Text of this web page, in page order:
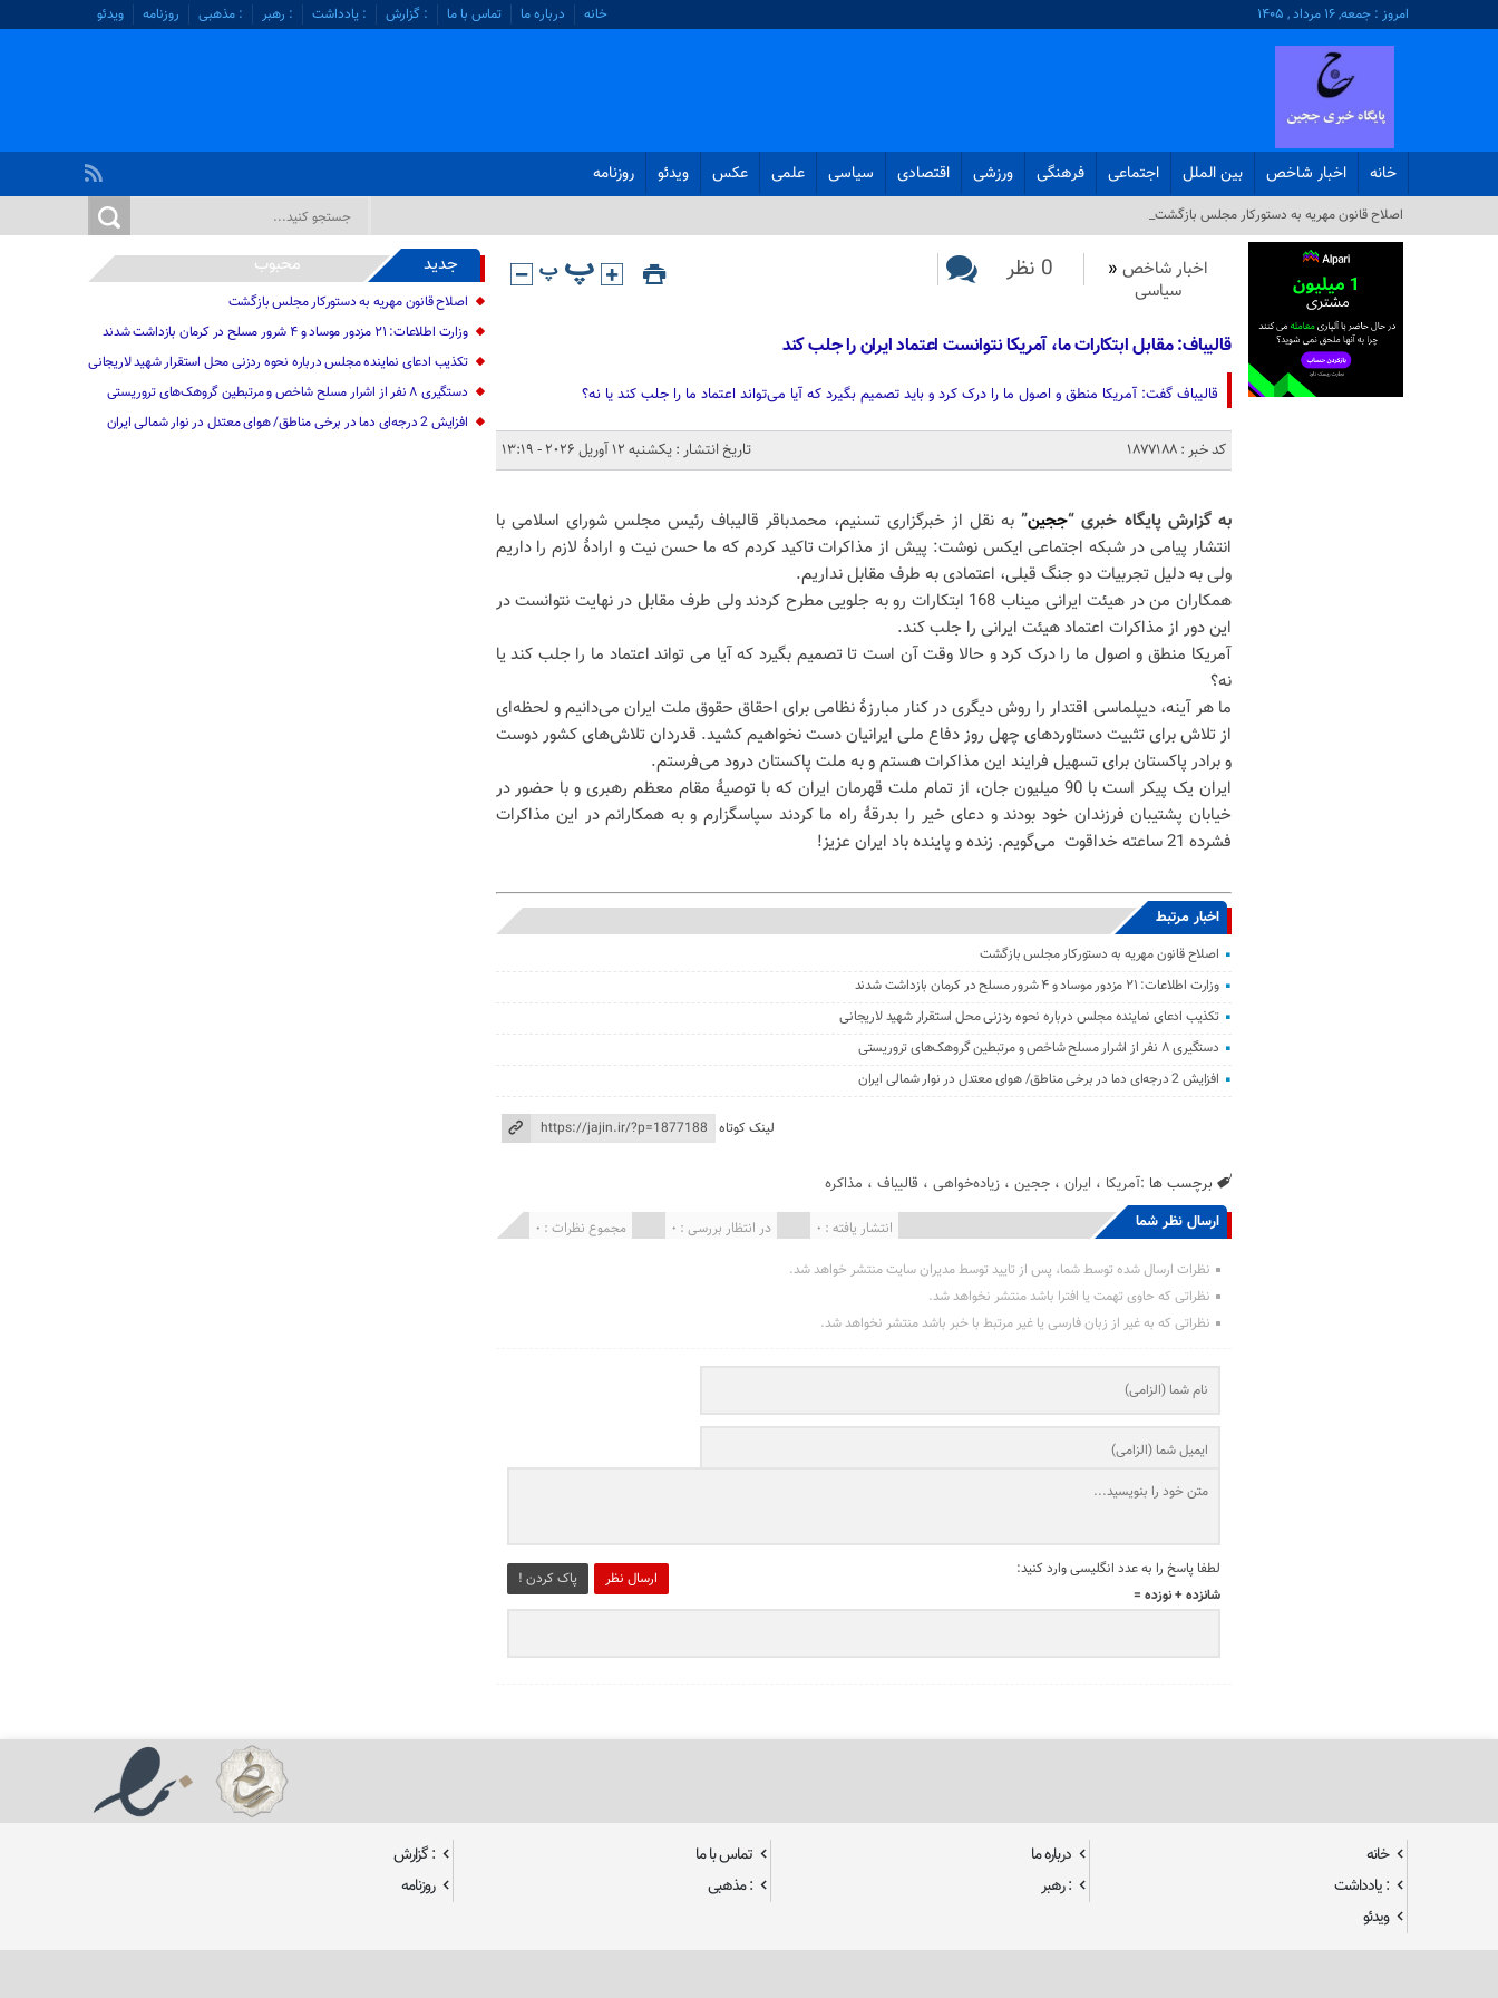
امروز : جمعه, ۱۶ مرداد , ۱۴۰۵ خانه درباره ما تماس با ما : گزارش : یادداشت : رهبر : مذهبی روزنامه ویدئو
خانه اخبار شاخص بین الملل اجتماعی فرهنگی ورزشی اقتصادی سیاسی علمی عکس ویدئو روزنامه
اصلاح قانون مهریه به دستورکار مجلس بازگشت_
اخبار شاخص «
سیاسی
0 نظر
قالیباف: مقابل ابتکارات ما، آمریکا نتوانست اعتماد ایران را جلب کند
قالیباف گفت: آمریکا منطق و اصول ما را درک کرد و باید تصمیم بگیرد که آیا می‌تواند اعتماد ما را جلب کند یا نه؟
کد خبر : 1877188 تاریخ انتشار : یکشنبه 12 آوریل 2026 - 13:19
به گزارش پایگاه خبری “ججین” به نقل از خبرگزاری تسنیم، محمدباقر قالیباف رئیس مجلس شورای اسلامی با
انتشار پیامی در شبکه اجتماعی ایکس نوشت: پیش از مذاکرات تاکید کردم که ما حسن نیت و ارادهٔ لازم را داریم
ولی به دلیل تجربیات دو جنگ قبلی، اعتمادی به طرف مقابل نداریم.
همکاران من در هیئت ایرانی میناب 168 ابتکارات رو به جلویی مطرح کردند ولی طرف مقابل در نهایت نتوانست در
این دور از مذاکرات اعتماد هیئت ایرانی را جلب کند.
آمریکا منطق و اصول ما را درک کرد و حالا وقت آن است تا تصمیم بگیرد که آیا می تواند اعتماد ما را جلب کند یا
نه؟
ما هر آینه، دیپلماسی اقتدار را روش دیگری در کنار مبارزهٔ نظامی برای احقاق حقوق ملت ایران می‌دانیم و لحظه‌ای
از تلاش برای تثبیت دستاوردهای چهل روز دفاع ملی ایرانیان دست نخواهیم کشید. قدردان تلاش‌های کشور دوست
و برادر پاکستان برای تسهیل فرایند این مذاکرات هستم و به ملت پاکستان درود می‌فرستم.
ایران یک پیکر است با 90 میلیون جان، از تمام ملت قهرمان ایران که با توصیهٔ مقام معظم رهبری و با حضور در
خیابان پشتیبان فرزندان خود بودند و دعای خیر را بدرقهٔ راه ما کردند سپاسگزارم و به همکارانم در این مذاکرات
فشرده 21 ساعته خداقوت می‌گویم. زنده و پاینده باد ایران عزیز!
اخبار مرتبط
اصلاح قانون مهریه به دستورکار مجلس بازگشت
وزارت اطلاعات: ۲۱ مزدور موساد و ۴ شرور مسلح در کرمان بازداشت شدند
تکذیب ادعای نماینده مجلس درباره نحوه ردزنی محل استقرار شهید لاریجانی
دستگیری ۸ نفر از اشرار مسلح شاخص و مرتبطین گروهک‌های تروریستی
افزایش 2 درجه‌ای دما در برخی مناطق/ هوای معتدل در نوار شمالی ایران
لینک کوتاه
برچسب ها :آمریکا ، ایران ،ججین ،زیاده‌خواهی ، قالیباف ، مذاکره
ارسال نظر شما مجموع نظرات : 0 در انتظار بررسی : 0 انتشار یافته : 0
نظرات ارسال شده توسط شما، پس از تایید توسط مدیران سایت منتشر خواهد شد.
نظراتی که حاوی تهمت یا افترا باشد منتشر نخواهد شد.
نظراتی که به غیر از زبان فارسی یا غیر مرتبط با خبر باشد منتشر نخواهد شد.
ارسال نظر پاک کردن !
لطفا پاسخ را به عدد انگلیسی وارد کنید:
شانزده + نوزده =
جدید محبوب
اصلاح قانون مهریه به دستورکار مجلس بازگشت
وزارت اطلاعات: ۲۱ مزدور موساد و ۴ شرور مسلح در کرمان بازداشت شدند
تکذیب ادعای نماینده مجلس درباره نحوه ردزنی محل استقرار شهید لاریجانی
دستگیری ۸ نفر از اشرار مسلح شاخص و مرتبطین گروهک‌های تروریستی
افزایش 2 درجه‌ای دما در برخی مناطق/ هوای معتدل در نوار شمالی ایران
خانه درباره ما تماس با ما
: گزارش
: یادداشت
: رهبر : مذهبی
روزنامه
ویدئو